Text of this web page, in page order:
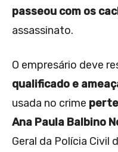
passeou com os
assassinato.
O empresário deve
qualificado e
usada no crime
Ana Paula Balbino
Geral da Polícia Civil